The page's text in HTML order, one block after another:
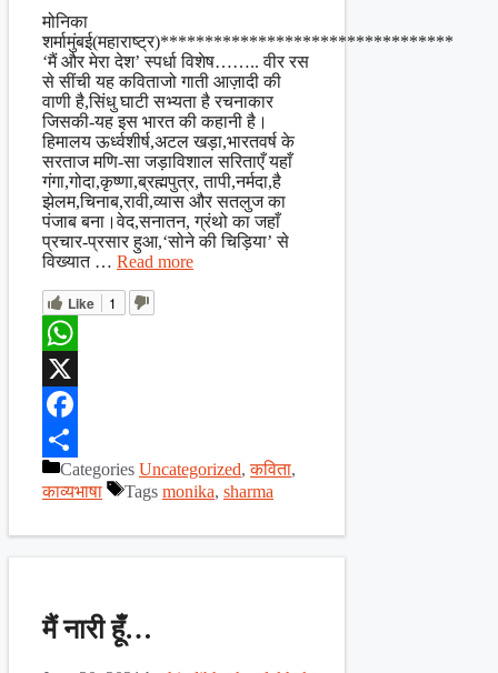
Share
मोनिका
शर्मामुंबई(महाराष्ट्र)*********************************
‘मैं और मेरा देश’ स्पर्धा विशेष…….. वीर रस
से सींची यह कविताजो गाती आज़ादी की
वाणी है,सिंधु घाटी सभ्यता है रचनाकार
जिसकी-यह इस भारत की कहानी है।
हिमालय ऊर्ध्वशीर्ष,अटल खड़ा,भारतवर्ष के
सरताज मणि-सा जड़ाविशाल सरिताएँ यहाँ
गंगा,गोदा,कृष्णा,ब्रह्मपुत्र, तापी,नर्मदा,है
झेलम,चिनाब,रावी,व्यास और सतलुज का
पंजाब बना।वेद,सनातन, ग्रंथो का जहाँ
प्रचार-प्रसार हुआ,‘सोने की चिड़िया’ से
विख्यात … Read more
Like 1
WhatsApp
X
Facebook
ShareCategories Uncategorized,कविता,
काव्यभाषा
Tags monika, sharma
मैं नारी हूँ…